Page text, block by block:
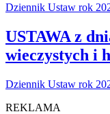
Dziennik Ustaw rok
USTAWA z
wieczystych i
Dziennik Ustaw rok
REKLAMA